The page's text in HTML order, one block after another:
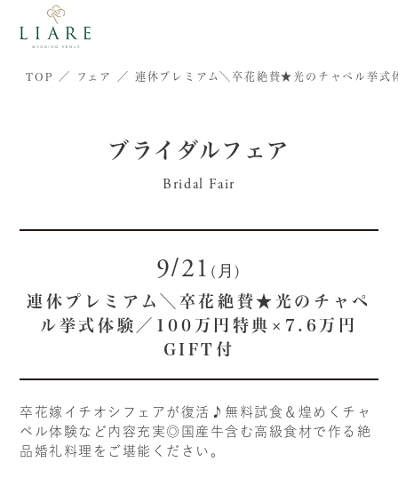
TOP フェア 連休プレミアム＼卒花絶賛★光のチャペル挙
ブライダルフェア
Bridal Fair
9/21 (月)
連休プレミアム＼卒花絶賛★光のチャペ
ル挙式体験／100万円特典×7.6万円
GIFT付
卒花嫁イチオシフェアが復活♪無料試食＆煌めくチャ
ペル体験など内容充実◎国産牛含む高級食材で作る絶
品婚礼料理をご堪能ください。